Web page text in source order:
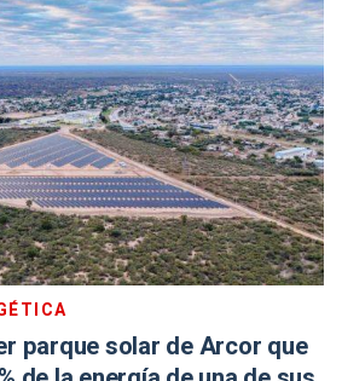
parque solar de Arcor que